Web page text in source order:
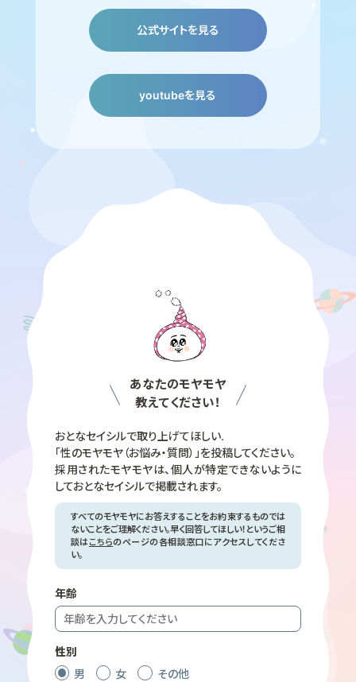
公式サイトを見る
youtubeを見る
あなたのモヤモヤ
教えてください！
おとなセイシルで取り上げてほしい.
「性のモヤモヤ（お悩み・質問）」を投稿してください。
採用されたモヤモヤは、個人が特定できないように
しておとなセイシルで掲載されます。
すべてのモヤモヤにお答えすることをお約束するものでは
ないことをご理解ください。早く回答してほしい！というご相
談はこちらのページの各相談窓口にアクセスしてくださ
い。
年齢
性別
男
女 その他